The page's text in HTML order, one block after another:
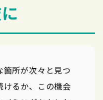
所が次々と見つ
けるか、この機会